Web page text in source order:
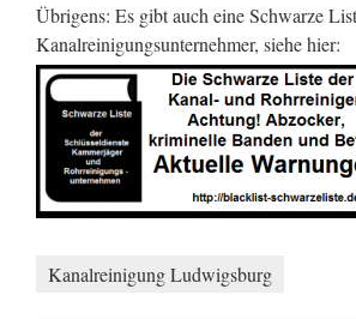
Übrigens: Es gibt auch eine Schwarze
Kanalreinigungsunternehmer, siehe hier:
Kanalreinigung Ludwigsburg